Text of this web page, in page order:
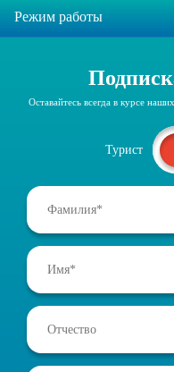
Режим работы
Оставайтесь всегда в курсе
Турист